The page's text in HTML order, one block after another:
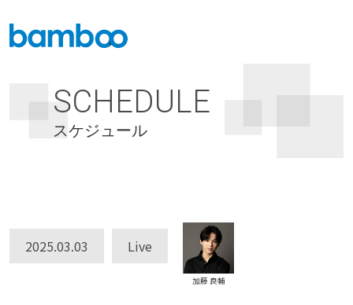
SCHEDULE
スケジュール
2025.03.03 Live
加藤 良輔